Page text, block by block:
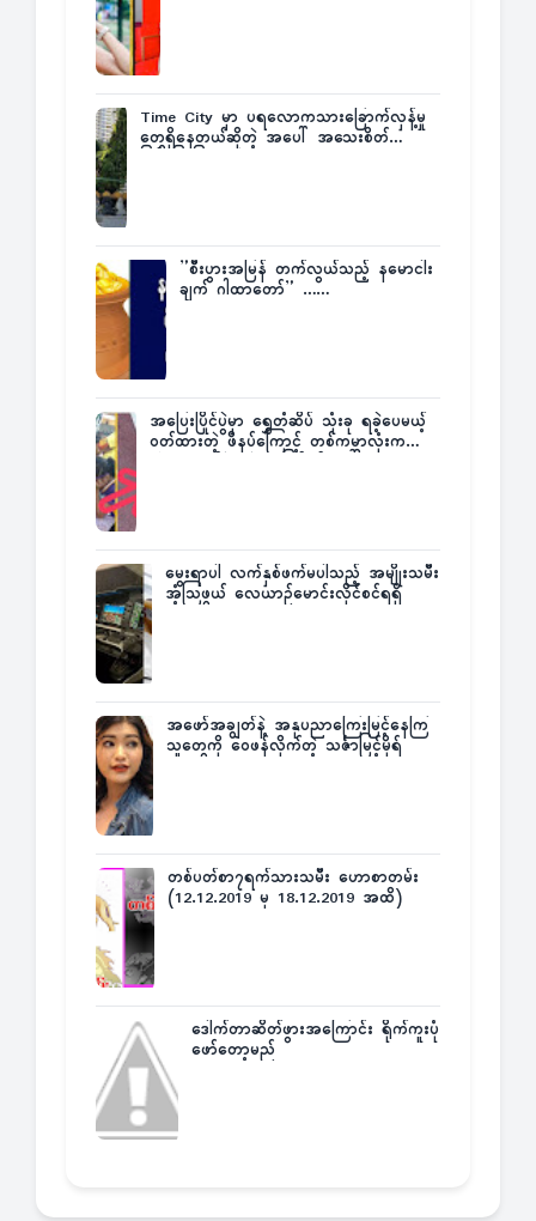
Time City မှာ ပရလောကသားခြောက်လှန့်မှု
တွေရှိနေတယ်ဆိုတဲ့ အပေါ် အသေးစိတ်
”စီးပွားအမြန် တက်လွယ်သည့် နမောငါး
ချက် ဂါထာတော်” ……
အပြေးပြိုင်ပွဲမှာ ရွှေတံဆိပ် သုံးခု ရခဲ့ပေမယ့်
ဝတ်ထားတဲ့ ဖိနပ်ကြောင့် တစ်ကမ္ဘာလုံးက
မွေးရာပါ လက်နှစ်ဖက်မပါသည့် အမျိုးသမီး
အံ့သြဖွယ် လေယာဉ်မောင်းလိုင်စင်ရရှိ
အဖော်အချွတ်နဲ့ အနုပညာကြေးမြင့်နေကြ
သူတွေကို ဝေဖန်လိုက်တဲ့ သင်္ဇာမြင့်မိုရ်
တစ်ပတ်စာ၇ရက်သားသမီး ဟောစာတမ်း
(12.12.2019 မှ 18.12.2019 အထိ)
ဒေါက်တာဆိတ်ဖွားအကြောင်း ရိုက်ကူးပုံ
ဖော်တော့မည်